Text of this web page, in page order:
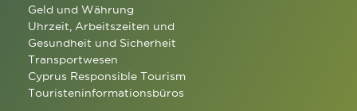
Geld und Währung
Uhrzeit, Arbeitszeiten und
Gesundheit und Sicherheit
Transportwesen
Cyprus Responsible Tourism
Touristeninformationsbüros